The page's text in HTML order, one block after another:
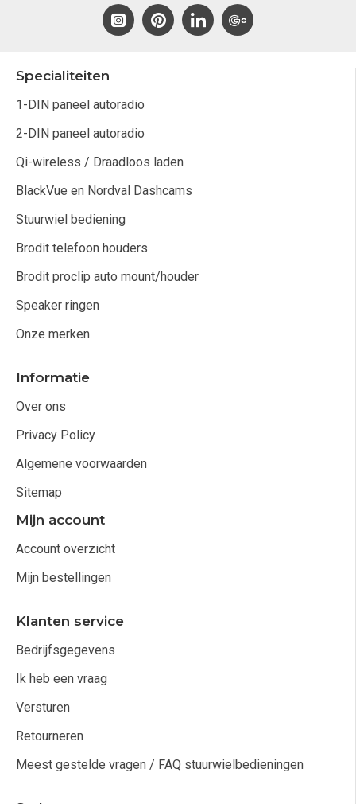
Specialiteiten
1-DIN paneel autoradio
2-DIN paneel autoradio
Qi-wireless / Draadloos laden
BlackVue en Nordval Dashcams
Stuurwiel bediening
Brodit telefoon houders
Brodit proclip auto mount/houder
Speaker ringen
Onze merken
Informatie
Over ons
Privacy Policy
Algemene voorwaarden
Sitemap
Mijn account
Account overzicht
Mijn bestellingen
Klanten service
Bedrijfsgegevens
Ik heb een vraag
Versturen
Retourneren
Meest gestelde vragen / FAQ stuurwielbedieningen